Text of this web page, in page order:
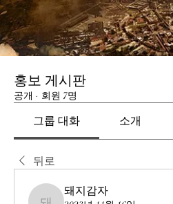
홍보 게시판
공개 · 회원 7명
그룹 대화 소개
뒤로
돼지감자